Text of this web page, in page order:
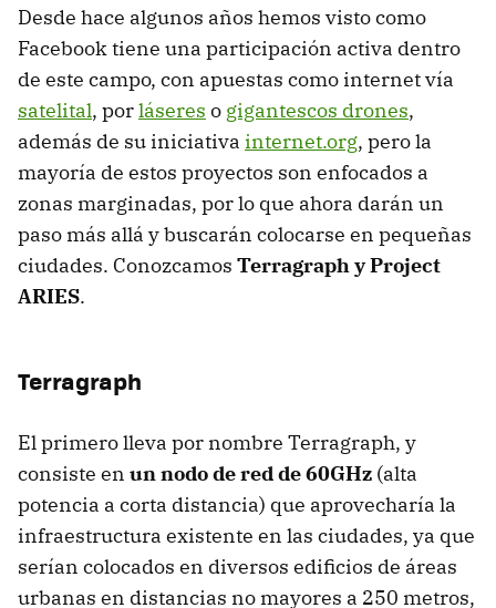
Desde hace algunos años hemos visto como
Facebook tiene una participación activa dentro
de este campo, con apuestas como internet vía
satelital, porláseres o gigantescos drones,
además de su iniciativa internet.org, pero la
mayoría de estos proyectos son enfocados a
zonas marginadas, por lo que ahora darán un
paso más allá y buscarán colocarse en pequeñas
ciudades. Conozcamos Terragraph y Project
ARIES.
Terragraph
El primero lleva por nombre Terragraph, y
consiste en un nodo de red de 60GHz (alta
potencia a corta distancia) que aprovecharía la
infraestructura existente en las ciudades, ya que
serían colocados en diversos edificios de áreas
urbanas en distancias no mayores a 250 metros,